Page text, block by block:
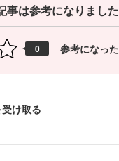
事は参考になりまし
0 参考になった
け取る